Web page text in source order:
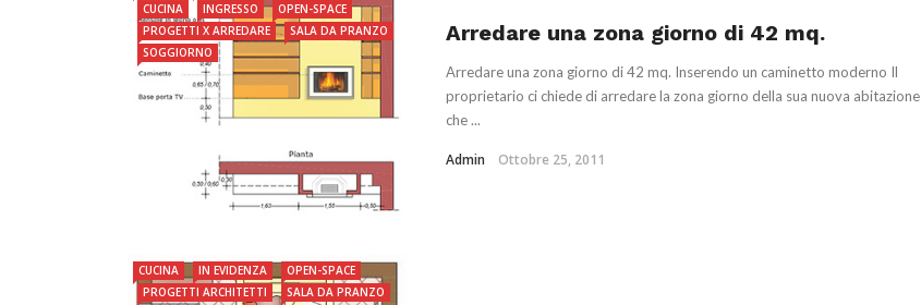
CUCINA
INGRESSO
OPEN-SPACE
PROGETTI X ARREDARE
SALA DA PRANZO
SOGGIORNO
Arredare una zona giorno di 42 mq.
Arredare una zona giorno di 42 mq. Inserendo un caminetto moderno Il
proprietario ci chiede di arredare la zona giorno della sua nuova abitazione
che ...
Admin Ottobre 25, 2011
CUCINA IN EVIDENZA
OPEN-SPACE
PROGETTI ARCHITETTI
SALA DA PRANZO